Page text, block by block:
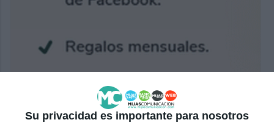
Su privacidad es importante para nosotros